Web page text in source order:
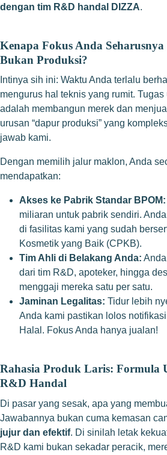
dengan tim R&D handal DIZZA.
Kenapa Fokus Anda
Bukan Produksi?
Intinya sih ini: Waktu Anda terlalu
mengurus hal teknis yang rumit. Tugas
adalah membangun merek dan
urusan “dapur produksi” yang
jawab kami.
Dengan memilih jalur maklon, Anda
mendapatkan:
Akses ke Pabrik Standar BPOM:
miliaran untuk pabrik sendiri.
di fasilitas kami yang sudah
Kosmetik yang Baik (CPKB).
Tim Ahli di Belakang Anda: Anda
dari tim R&D, apoteker, hingga
menggaji mereka satu per satu.
Jaminan Legalitas: Tidur lebih
Anda kami pastikan lolos
Halal. Fokus Anda hanya jualan!
Rahasia Produk Laris: Formula
R&D Handal
Di pasar yang sesak, apa yang
Jawabannya bukan cuma kemasan
jujur dan efektif. Di sinilah letak
R&D kami bukan sekadar peracik,